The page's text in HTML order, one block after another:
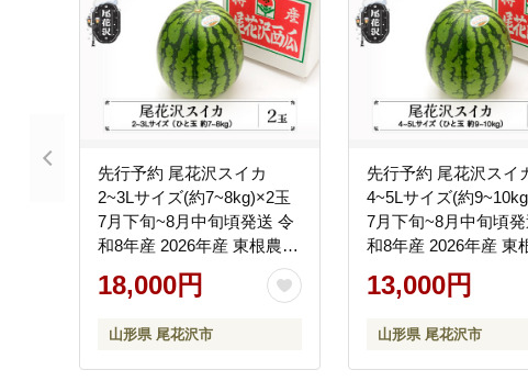
先行予約 尾花沢スイカ
2~3Lサイズ(約7~8kg)×2玉
7月下旬~8月中旬頃発送 令
和8年産 2026年産 東根農産
センター すいか 西瓜 ※沖
縄・離島への配送不可 ns-
18,000円
山形県 尾花沢市
先行予約 尾花沢スイ
4~5Lサイズ(約
7月下旬~8月中旬頃
和8年産 2026年産 東
センター すいか 西
縄・離島への配送不
13,000円
山形県 尾花沢市